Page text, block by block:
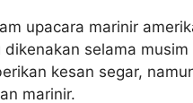
upacara marinir
dikenakan selama
kesan segar,
marinir.